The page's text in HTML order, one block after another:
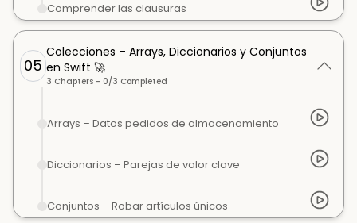
Comprender las clausuras
05
Colecciones – Arrays, Diccionarios y Conjuntos
en Swift 🚀
3 Chapters - 0/3 Completed
Arrays – Datos pedidos de almacenamiento
Diccionarios – Parejas de valor clave
Conjuntos – Robar artículos únicos